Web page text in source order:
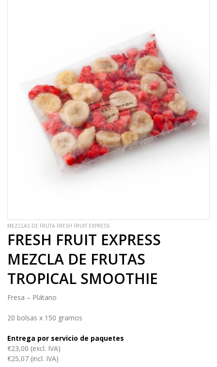
MEZCLAS DE FRUTA FRESH FRUIT EXPRESS
FRESH FRUIT EXPRESS
MEZCLA DE FRUTAS
TROPICAL SMOOTHIE
Fresa – Plátano
20 bolsas x 150 gramos
Entrega por servicio de paquetes
€23,00 (excl. IVA)
€25,07 (incl. IVA)